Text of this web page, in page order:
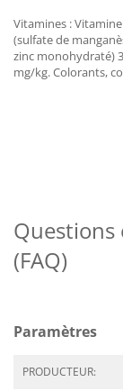
Vitamines :
(sulfate de
zinc monohydraté)
mg/kg. Colorants,
Questions
(FAQ)
Paramètres
PRODUCTEUR: